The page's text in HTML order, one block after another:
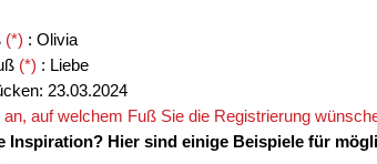
(*) : Olivia
(*) : Liebe
23.03.2024
an, auf welchem Fuß Sie die Registrierung
Inspiration? Hier sind einige Beispiele für